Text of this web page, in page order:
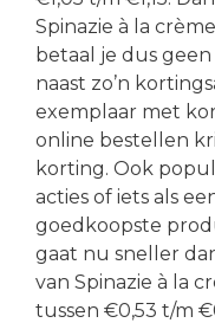
Spinazie à la
betaal je dus geen
naast zo’n
exemplaar met
online bestellen
korting. Ook
acties of iets als
goedkoopste
gaat nu sneller
van Spinazie à la
tussen €0,53 t/m